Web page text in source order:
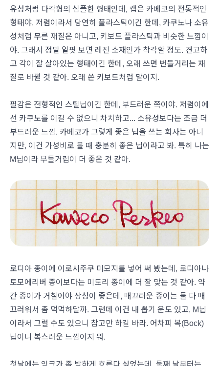
유성처럼 다각형의 심플한 형태인데, 캡은 카베코의 전통적인
형태야. 저렴이라서 당연히 플라스틱이긴 한데, 카쿠노나 소유
성처럼 무른 재질은 아니고, 키보드 플라스틱과 비슷한 느낌이
야. 그래서 정말 얼핏 보면 레진 소재인가 착각할 정도. 견고하
고 각이 잘 살아있는 형태이긴 한데, 오래 쓰면 번들거리는 재
질로 바뀔 것 같아. 오래 쓴 키보드처럼 말이지.
필감은 전형적인 스틸닙이긴 한데, 부드러운 쪽이야. 저렴이에
선 카쿠노를 이길 수 없으니 차치하고... 소유성보다는 조금 더
부드러운 느낌. 카베코가 그렇게 좋은 닙을 쓰는 회사는 아니
지만, 이건 가성비로 볼 때 충분히 좋은 닙이라고 봐. 특히 나는
M닙이라 부들거림이 더 좋은 것 같아.
로디아 종이에 이로시주쿠 미모지를 넣어 써 봤는데, 로디아나
토모에리버 종이보다는 미도리 종이에 더 잘 맞는 것 같아. 약
간 종이가 거칠어야 상성이 좋은데, 매끄러운 종이는 둘 다 매
끄러워서 좀 먹먹하달까. 그런데 이건 내 뽑기 운도 있고, M닙
이라서 그럴 수도 있으니 참고만 하길 바라. 어차피 복(Bock)
닙이니 복스러운 느낌이지 뭐.